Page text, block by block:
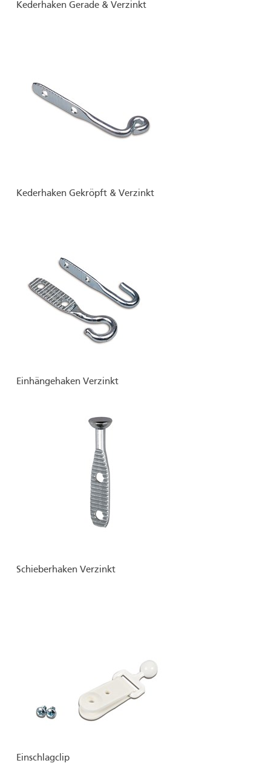
Kederhaken Gerade & Verzinkt
Kederhaken Gekröpft & Verzinkt
Einhängehaken Verzinkt
Schieberhaken Verzinkt
Einschlagclip